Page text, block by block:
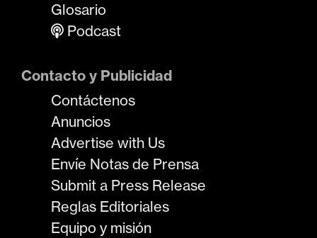
Glosario
Podcast
Contacto y Publicidad
Contáctenos
Anuncios
Advertise with Us
Envíe Notas de Prensa
Submit a Press Release
Reglas Editoriales
Equipo y misión